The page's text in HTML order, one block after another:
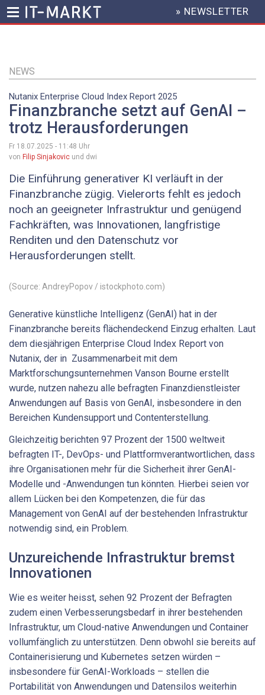
Inhalt
HEADER
MENU
» NEWSLETTER
NEWS
Nutanix Enterprise Cloud Index Report 2025
Finanzbranche setzt auf GenAI –
trotz Herausforderungen
Fr 18.07.2025 - 11:48 Uhr
von Filip Sinjakovic und dwi
Die Einführung generativer KI verläuft in der
Finanzbranche zügig. Vielerorts fehlt es jedoch
noch an geeigneter Infrastruktur und genügend
Fachkräften, was Innovationen, langfristige
Renditen und den Datenschutz vor
Herausforderungen stellt.
(Source: AndreyPopov / istockphoto.com)
Generative künstliche Intelligenz (GenAI) hat in der
Finanzbranche bereits flächendeckend Einzug erhalten. Laut
dem diesjährigen Enterprise Cloud Index Report von
Nutanix, der in Zusammenarbeit mit dem
Marktforschungsunternehmen Vanson Bourne erstellt
wurde, nutzen nahezu alle befragten Finanzdienstleister
Anwendungen auf Basis von GenAI, insbesondere in den
Bereichen Kundensupport und Contenterstellung.
Gleichzeitig berichten 97 Prozent der 1500 weltweit
befragten IT-, DevOps- und Plattformverantwortlichen, dass
ihre Organisationen mehr für die Sicherheit ihrer GenAI-
Modelle und -Anwendungen tun könnten. Hierbei seien vor
allem Lücken bei den Kompetenzen, die für das
Management von GenAI auf der bestehenden Infrastruktur
notwendig sind, ein Problem.
Unzureichende Infrastruktur bremst
Innovationen
Wie es weiter heisst, sehen 92 Prozent der Befragten
zudem einen Verbesserungsbedarf in ihrer bestehenden
Infrastruktur, um Cloud-native Anwendungen und Container
vollumfänglich zu unterstützen. Denn obwohl sie bereits auf
Containerisierung und Kubernetes setzen würden –
insbesondere für GenAI-Workloads – stellen die
Portabilität von Anwendungen und Datensilos weiterhin